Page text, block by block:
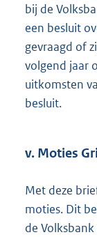
bij de
een besluit
gevraagd of
volgend jaar
uitkomsten
besluit.
v. Moties
Met deze
moties. Dit
de